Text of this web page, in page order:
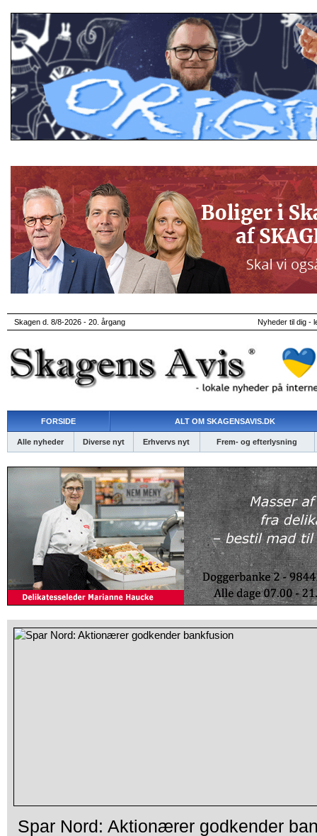
Skagen d. 8/8-2026 - 20. årgang Nyheder til dig -
FORSIDE ALT OM SKAGENSAVIS.DK
Alle nyheder Diverse nyt Erhvervs nyt Frem- og efterlysning
Spar Nord: Aktionærer godkender